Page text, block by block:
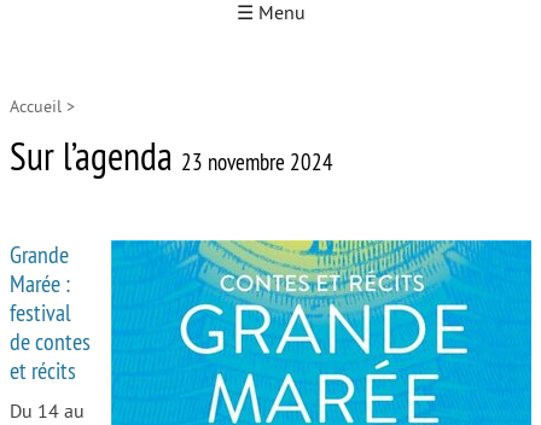
☰ Menu
Autour de la naissance
Autour de l’enfance
Autour de la jeunesse
Autour de l’école
Protéger les enfants
Accueil >
Sur l’agenda 23 novembre 2024
Grande
Marée :
festival
de contes
et récits
Du 14 au